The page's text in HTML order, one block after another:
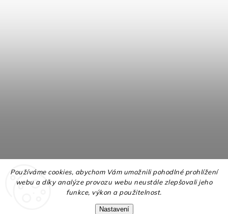
Používáme cookies, abychom Vám umožnili pohodlné prohlížení
webu a díky analýze provozu webu neustále zlepšovali jeho
funkce, výkon a použitelnost.
Nastavení